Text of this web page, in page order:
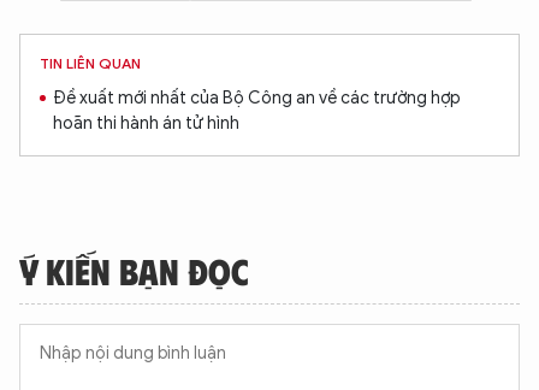
TIN LIÊN QUAN
Đề xuất mới nhất của Bộ Công an về các trường hợp
hoãn thi hành án tử hình
Ý KIẾN BẠN ĐỌC
XIN CHÀO,